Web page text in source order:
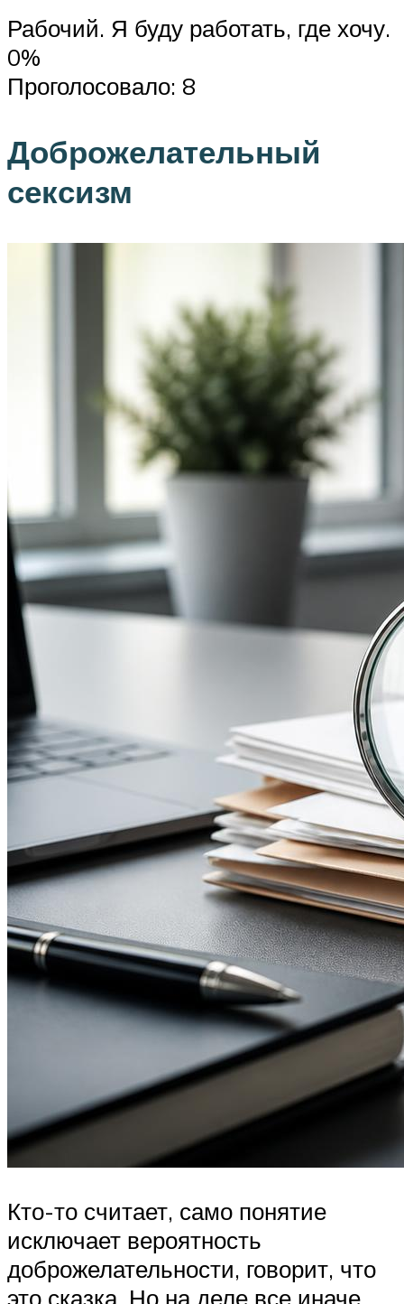
Рабочий. Я буду работать, где хочу.
0%
Проголосовало: 8
Доброжелательный
сексизм
Кто-то считает, само понятие
исключает вероятность
доброжелательности, говорит, что
это сказка. Но на деле все иначе.